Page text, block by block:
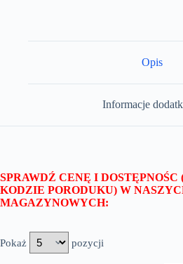
nierdzewka
Opis
Informacje
SPRAWDŹ CENĘ I
KODZIE PORODUKU) W
MAGAZYNOWYCH:
Pokaż pozycji